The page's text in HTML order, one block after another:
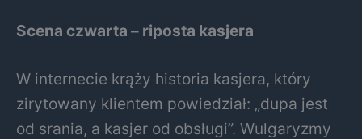
Scena czwarta – riposta kasjera
W internecie krąży historia kasjera, który
zirytowany klientem powiedział: „dupa jest
od srania, a kasjer od obsługi”. Wulgaryzmy